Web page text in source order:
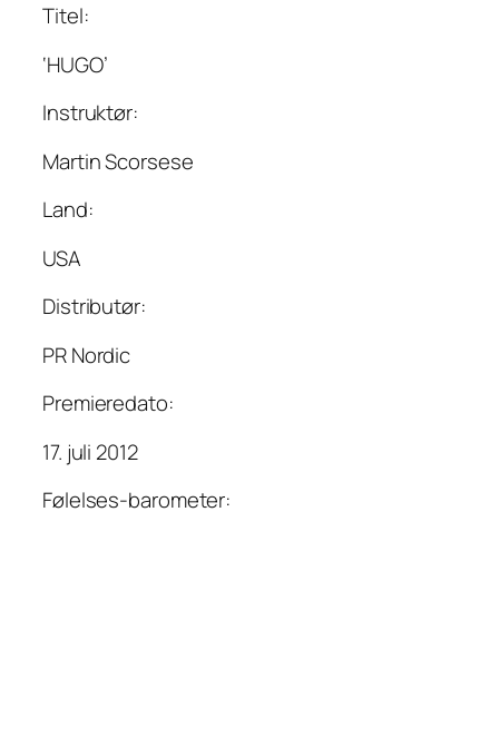
Titel:
‘HUGO’
Instruktør:
Martin Scorsese
Land:
USA
Distributør:
PR Nordic
Premieredato:
17. juli 2012
Følelses-barometer: